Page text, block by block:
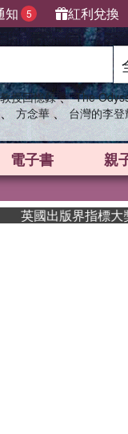
知 5 紅利兌換
授回憶錄 、 The
、 方念華 、 台灣的李
電子書 親
國出版界指標大獎